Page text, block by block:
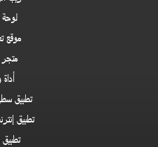
موقع
تطبيق
تطبيق